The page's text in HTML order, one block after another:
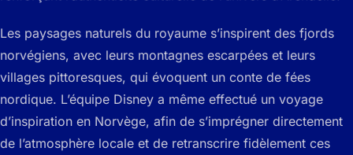
Les paysages naturels du royaume s’inspirent des fjords
norvégiens, avec leurs montagnes escarpées et leurs
villages pittoresques, qui évoquent un conte de fées
nordique. L’équipe Disney a même effectué un voyage
d’inspiration en Norvège, afin de s’imprégner directement
de l’atmosphère locale et de retranscrire fidèlement ces